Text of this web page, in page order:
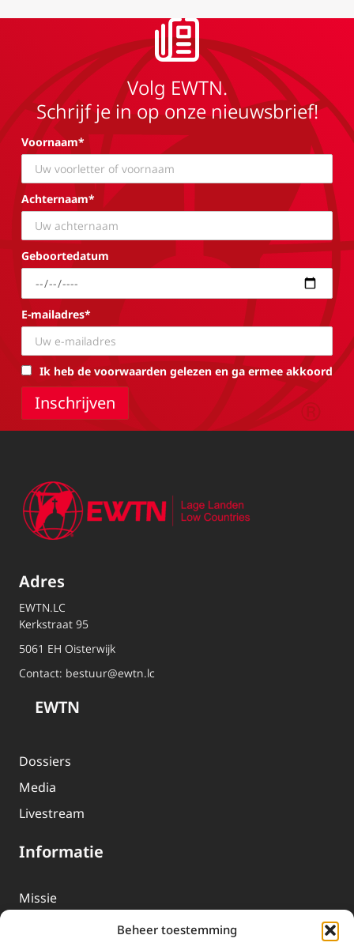
Beheer toestemming
Volg EWTN.
Schrijf je in op onze nieuwsbrief!
Voornaam*
Achternaam*
Geboortedatum
E-mailadres*
Ik heb de voorwaarden gelezen en ga ermee akkoord
Adres
EWTN.LC
Kerkstraat 95
5061 EH Oisterwijk
Contact: bestuur@ewtn.lc
EWTN
Dossiers
Media
Livestream
Informatie
Missie